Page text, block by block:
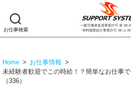
お仕事検索
株
式
サ
一般労働者派遣事業許可 派 38-
有料職業紹介事業許可 38-ユ-
Home > お仕事情報 >
未経験者歓迎でこの時給！？簡単なお仕事
（336）